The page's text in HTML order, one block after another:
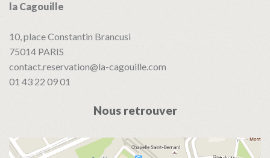
la Cagouille
10, place Constantin Brancusi
75014 PARIS
contact.reservation@la-cagouille.com
01 43 22 09 01
Nous retrouver